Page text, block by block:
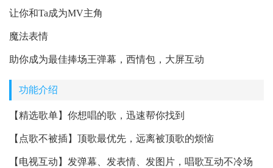
让你和Ta成为MV主角
魔法表情
助你成为最佳捧场王弹幕，西情包，大屏互动
功能介绍
【精选歌单】你想唱的歌，迅速帮你找到
【点歌不被插】顶歌最优先，远离被顶歌的烦恼
【电视互动】发弹幕、发表情、发图片，唱歌互动不冷场